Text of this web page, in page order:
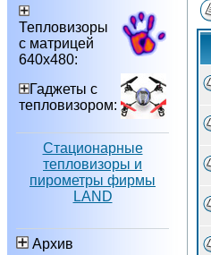
Тепловизоры
с матрицей
640х480:
Гаджеты с
тепловизором:
Стационарные
тепловизоры и
пирометры фирмы
LAND
Архив